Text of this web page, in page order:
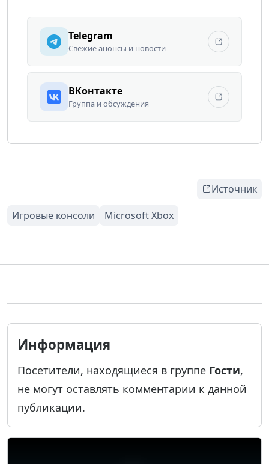
Telegram
Свежие анонсы и новости
ВКонтакте
Группа и обсуждения
Источник
Информация
Посетители, находящиеся в группе Гости,
не могут оставлять комментарии к данной
публикации.